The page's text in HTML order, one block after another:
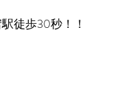
徒歩30秒！！